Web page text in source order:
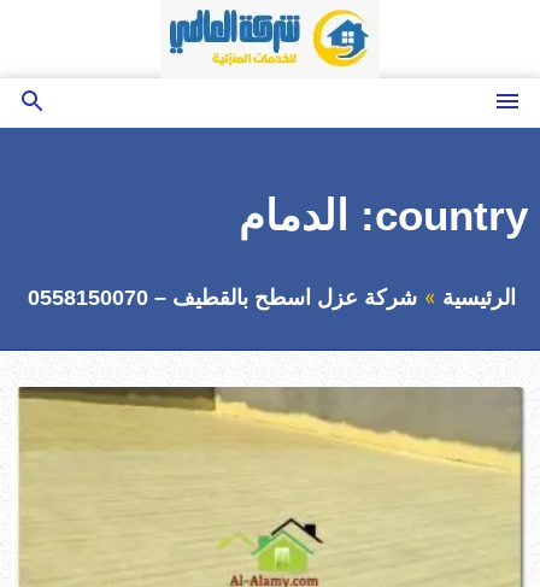
المحتوى
القائمة
بحث
country: الدمام
الرئيسية شركة عزل اسطح بالقطيف – 0558150070